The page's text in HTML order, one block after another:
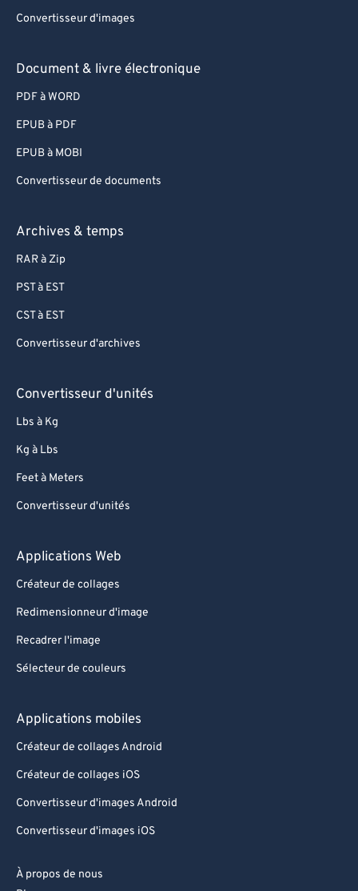
Convertisseur d'images
Document & livre électronique
PDF à WORD
EPUB à PDF
EPUB à MOBI
Convertisseur de documents
Archives & temps
RAR à Zip
PST à EST
CST à EST
Convertisseur d'archives
Convertisseur d'unités
Lbs à Kg
Kg à Lbs
Feet à Meters
Convertisseur d'unités
Applications Web
Créateur de collages
Redimensionneur d'image
Recadrer l'image
Sélecteur de couleurs
Applications mobiles
Créateur de collages Android
Créateur de collages iOS
Convertisseur d'images Android
Convertisseur d'images iOS
À propos de nous